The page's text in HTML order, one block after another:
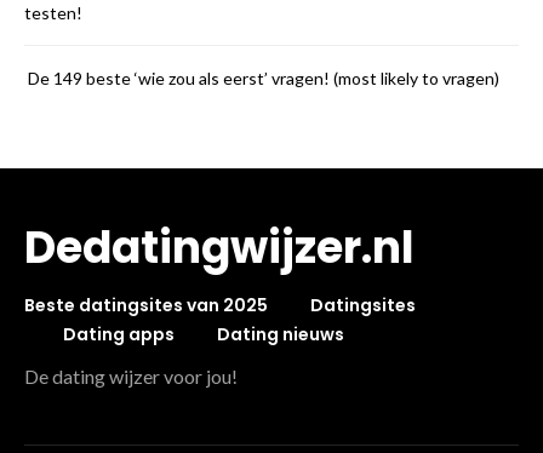
testen!
De 149 beste ‘wie zou als eerst’ vragen! (most likely to vragen)
Dedatingwijzer.nl
Beste datingsites van 2025
Datingsites
Dating apps
Dating nieuws
De dating wijzer voor jou!